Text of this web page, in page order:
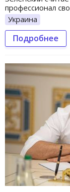
профессионал
Украина
Подробнее